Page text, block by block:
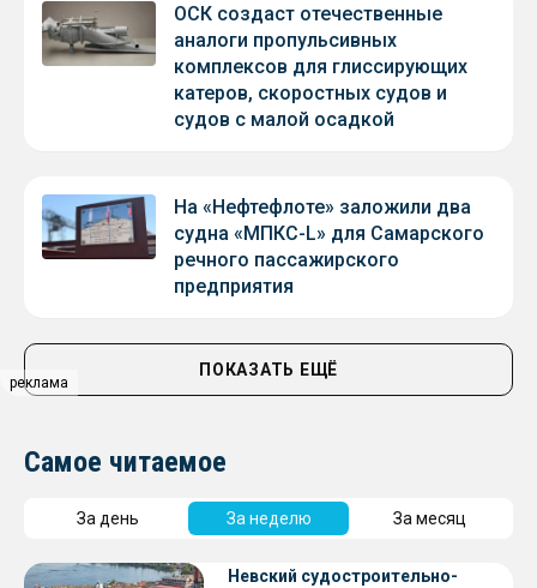
реклама
ОСК создаст отечественные
аналоги пропульсивных
комплексов для глиссирующих
катеров, скоростных судов и
судов с малой осадкой
На «Нефтефлоте» заложили два
судна «МПКС-L» для Самарского
речного пассажирского
предприятия
ПОКАЗАТЬ ЕЩЁ
Самое читаемое
За день За неделю За месяц
Невский судостроительно-